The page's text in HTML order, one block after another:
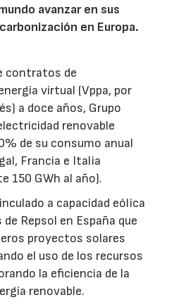
avanzar en sus
en Europa.
contratos de
virtual (Vppa, por
a doce años, Grupo
renovable
de su consumo anual
Francia e Italia
150 GWh al año).
a capacidad eólica
Repsol en España que
proyectos solares
el uso de los recursos
la eficiencia de la
renovable.